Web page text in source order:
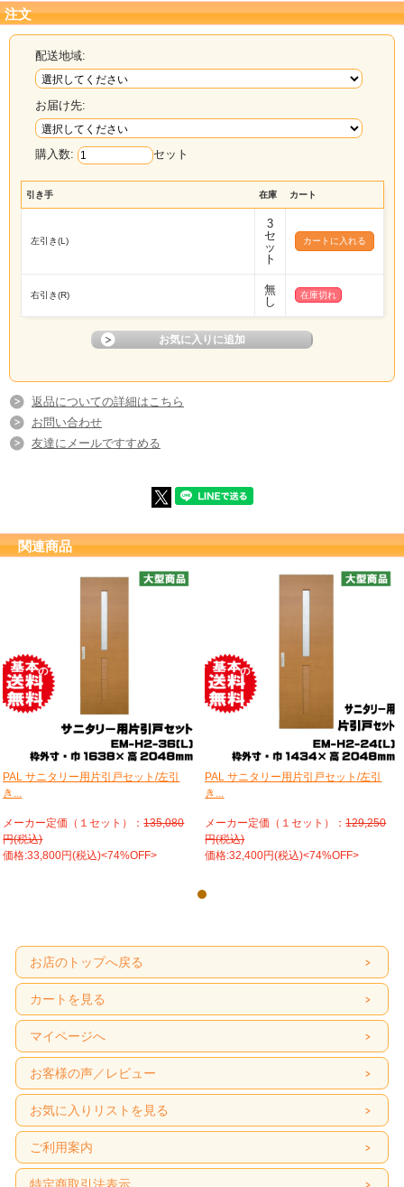
注文
配送地域:
お届け先:
購入数: セット
引き手 在庫 カート
左引き(L)
3
セ
ッ
ト
右引き(R)
無
し
在庫切れ
返品についての詳細はこちら
お問い合わせ
友達にメールですすめる
関連商品
PAL サニタリー用片引戸セット/左引
き...
メーカー定価（１セット）：135,080
円(税込)
価格:33,800円(税込)<74%OFF>
PAL サニタリー用片引戸セット/左引
き...
メーカー定価（１セット）：129,250
円(税込)
価格:32,400円(税込)<74%OFF>
お店のトップへ戻る
カートを見る
マイページへ
お客様の声／レビュー
お気に入りリストを見る
ご利用案内